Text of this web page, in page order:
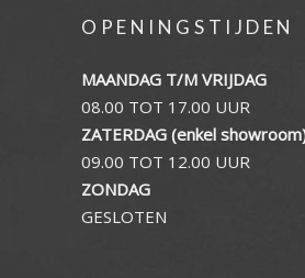
OPENINGSTIJDEN
MAANDAG T/M VRIJDAG
08.00 TOT 17.00 UUR
ZATERDAG (enkel
09.00 TOT 12.00 UUR
ZONDAG
GESLOTEN